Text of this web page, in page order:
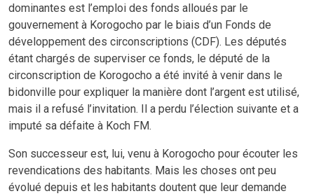
dominantes est l’emploi des fonds alloués par le
gouvernement à Korogocho par le biais d’un Fonds de
développement des circonscriptions (CDF). Les députés
étant chargés de superviser ce fonds, le député de la
circonscription de Korogocho a été invité à venir dans le
bidonville pour expliquer la manière dont l’argent est utilisé,
mais il a refusé l’invitation. Il a perdu l’élection suivante et a
imputé sa défaite à Koch FM.
Son successeur est, lui, venu à Korogocho pour écouter les
revendications des habitants. Mais les choses ont peu
évolué depuis et les habitants doutent que leur demande